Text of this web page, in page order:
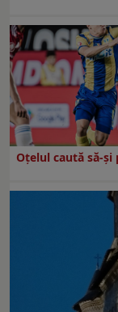
Oțelul caută să-